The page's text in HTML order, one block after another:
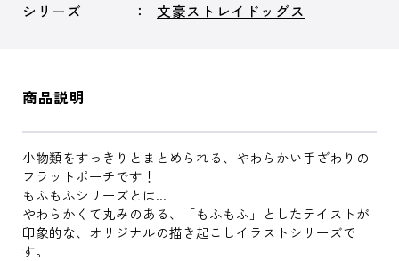
シリーズ
文豪ストレイドッグス
商品説明
小物類をすっきりとまとめられる、やわらかい手ざわりの
フラットポーチです！
もふもふシリーズとは...
やわらかくて丸みのある、「もふもふ」としたテイストが
印象的な、オリジナルの描き起こしイラストシリーズで
す。